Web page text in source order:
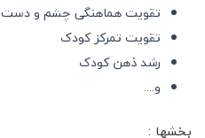
تقویت هماهنگی چشم و دست
تقویت تمرکز کودک
رشد ذهن کودک
و....
بخشها :